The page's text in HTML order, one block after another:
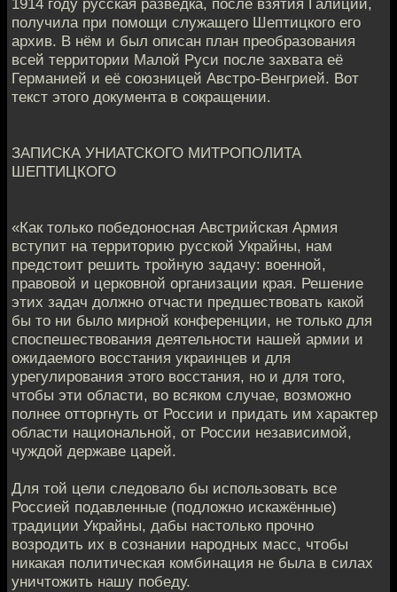
1914 году русская разведка, после взятия Галиции,
получила при помощи служащего Шептицкого его
архив. В нём и был описан план преобразования
всей территории Малой Руси после захвата её
Германией и её союзницей Австро-Венгрией. Вот
текст этого документа в сокращении.
ЗАПИСКА УНИАТСКОГО МИТРОПОЛИТА
ШЕПТИЦКОГО
«Как только победоносная Австрийская Армия
вступит на территорию русской Украйны, нам
предстоит решить тройную задачу: военной,
правовой и церковной организации края. Решение
этих задач должно отчасти предшествовать какой
бы то ни было мирной конференции, не только для
споспешествования деятельности нашей армии и
ожидаемого восстания украинцев и для
урегулирования этого восстания, но и для того,
чтобы эти области, во всяком случае, возможно
полнее отторгнуть от России и придать им характер
области национальной, от России независимой,
чуждой державе царей.
Для той цели следовало бы использовать все
Россией подавленные (подложно искажённые)
традиции Украйны, дабы настолько прочно
возродить их в сознании народных масс, чтобы
никакая политическая комбинация не была в силах
уничтожить нашу победу.